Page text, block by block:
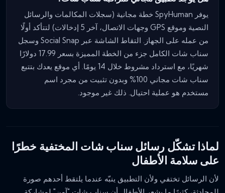
يوفر SpyHuman خطة مجانية (سجلات المكالمات والرسائل
النصية وموقع GPS وجهات الاتصال، آخر 5 إدخالات) لتتأكد أولًا
من عمله على الجهاز. التقاط الشاشة عبر Social Snap وسجل
سناب شات الكامل جزء من الخطة المميزة بسعر 17.99 دولارًا
شهريًا، مع استرداد مشروط خلال 14 يومًا. أي موقع يعدك بتتبع
سناب شات مجاني 100% وبدون تثبيت من مجرد اسم
مستخدم هو عملية احتيال. ذلك غير موجود.
لماذا تشكّل رسائل سناب شات المختفية خطرًا
على سلامة الأطفال
لأن الرسائل تختفي ولأن التطبيق ينبّه عندما يلتقط أحدهم صورة